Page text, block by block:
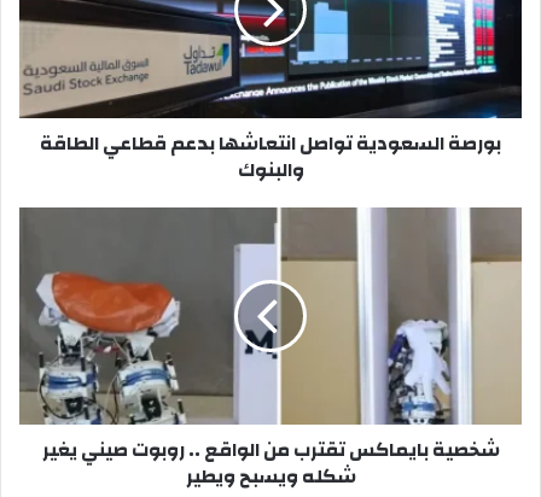
بدعم
قطاعي
الطاقة
والبنوك
بورصة السعودية تواصل انتعاشها بدعم قطاعي الطاقة
والبنوك
تقترب
يغير
شكلهشخصية بايماكس تقترب من الواقع .. روبوت صيني يغير
شكله ويسبح ويطير